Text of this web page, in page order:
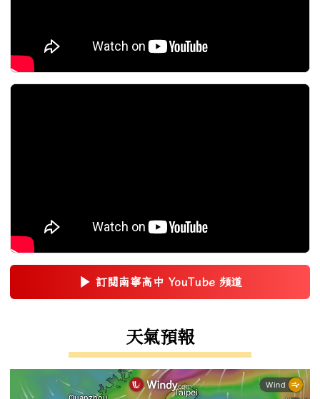
▶ 訂閱南寧高中 YouTube 頻道
(另開新視窗)
天氣預報